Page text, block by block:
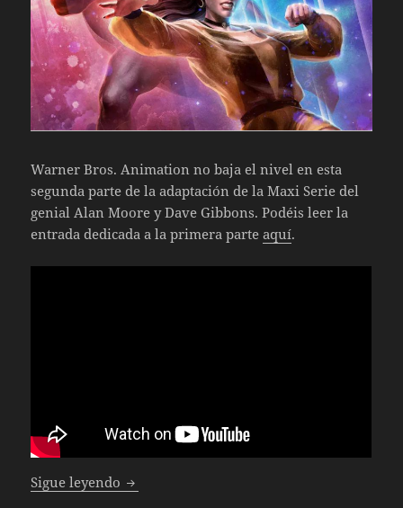
Warner Bros. Animation no baja el nivel en esta
segunda parte de la adaptación de la Maxi Serie del
genial Alan Moore y Dave Gibbons. Podéis leer la
entrada dedicada a la primera parteaquí.
Sigue leyendo Watchmen Capítulo 2